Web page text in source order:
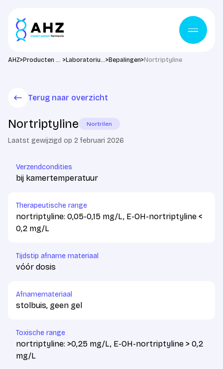
AHZ> Producten & diensten > Laboratorium> Bepalingen> Nortriptyline
Terug naar overzicht
Nortriptyline Nortrilen
Laatst gewijzigd op 2 februari 2026
Verzendcondities
bij kamertemperatuur
Therapeutische range
nortriptyline: 0,05-0,15 mg/L, E-OH-nortriptyline <
0,2 mg/L
Tijdstip afname materiaal
vóór dosis
Afnamemateriaal
stolbuis, geen gel
Toxische range
nortriptyline: >0,25 mg/L, E-OH-nortriptyline > 0,2
mg/L